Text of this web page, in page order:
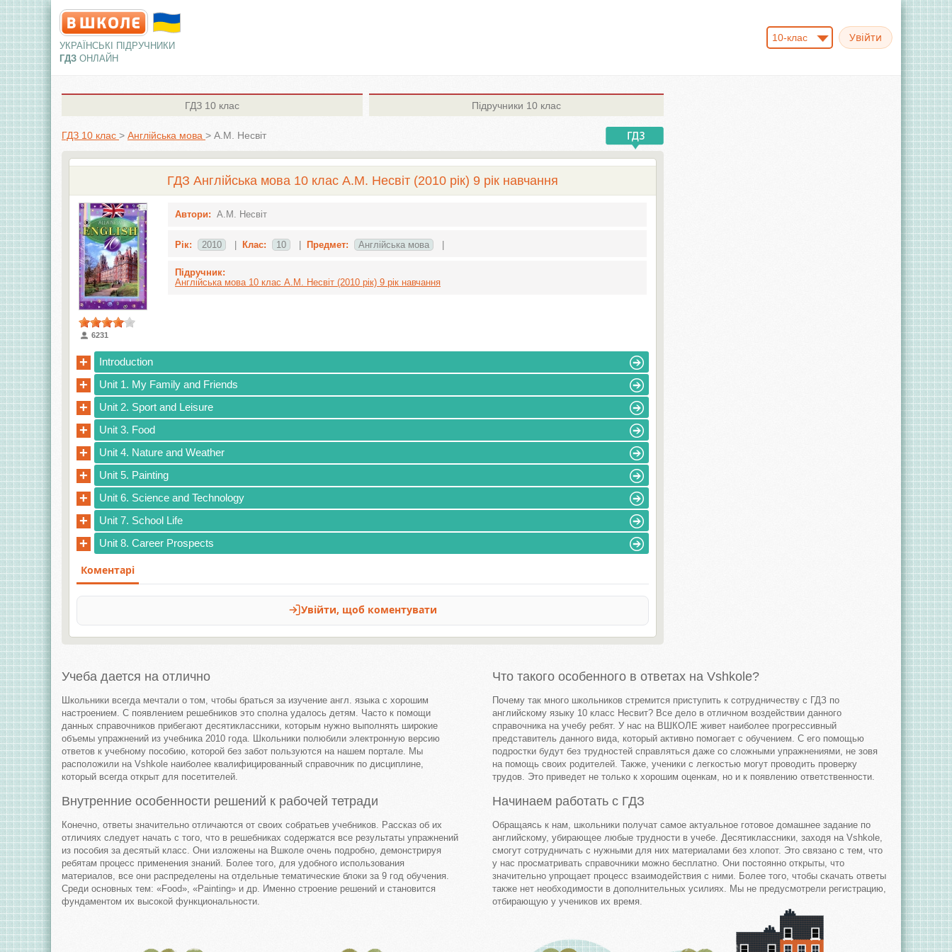
УКРАЇНСЬКІ ПІДРУЧНИКИ
ГДЗ ОНЛАЙН
10-клас
ГДЗ 10 клас Підручники 10 клас
ГДЗ 10 клас > Англiйська мова > А.М. Несвіт
ГДЗ Англійська мова 10 клас А.М. Несвіт (2010 рік) 9 рік навчання
6231
Автори: А.М. Несвіт
Рік: 2010 Клас: 10 Предмет: Англiйська мова
Підручник:
Англійська мова 10 клас А.М. Несвіт (2010 рік) 9 рік навчання
+ Introduction
+ Unit 1. My Family and Friends
+ Unit 2. Sport and Leisure
+ Unit 3. Food
+ Unit 4. Nature and Weather
+ Unit 5. Painting
+ Unit 6. Science and Technology
+ Unit 7. School Life
+ Unit 8. Career Prospects
Учеба дается на отлично
Школьники всегда мечтали о том, чтобы браться за изучение англ. языка с хорошим
настроением. С появлением решебников это сполна удалось детям. Часто к помощи
данных справочников прибегают десятиклассники, которым нужно выполнять широкие
объемы упражнений из учебника 2010 года. Школьники полюбили электронную версию
ответов к учебному пособию, которой без забот пользуются на нашем портале. Мы
расположили на Vshkole наиболее квалифицированный справочник по дисциплине,
который всегда открыт для посетителей.
Внутренние особенности решений к рабочей тетради
Конечно, ответы значительно отличаются от своих собратьев учебников. Рассказ об их
отличиях следует начать с того, что в решебниках содержатся все результаты упражнений
из пособия за десятый класс. Они изложены на Вшколе очень подробно, демонстрируя
ребятам процесс применения знаний. Более того, для удобного использования
материалов, все они распределены на отдельные тематические блоки за 9 год обучения.
Среди основных тем: «Food», «Painting» и др. Именно строение решений и становится
фундаментом их высокой функциональности.
Что такого особенного в ответах на Vshkole?
Почему так много школьников стремится приступить к сотрудничеству с ГДЗ по
английскому языку 10 класс Несвит? Все дело в отличном воздействии данного
справочника на учебу ребят. У нас на ВШКОЛЕ живет наиболее прогрессивный
представитель данного вида, который активно помогает с обучением. С его помощью
подростки будут без трудностей справляться даже со сложными упражнениями, не зовя
на помощь своих родителей. Также, ученики с легкостью могут проводить проверку
трудов. Это приведет не только к хорошим оценкам, но и к появлению ответственности.
Начинаем работать с ГДЗ
Обращаясь к нам, школьники получат самое актуальное готовое домашнее задание по
английскому, убирающее любые трудности в учебе. Десятиклассники, заходя на Vshkole,
смогут сотрудничать с нужными для них материалами без хлопот. Это связано с тем, что
у нас просматривать справочники можно бесплатно. Они постоянно открыты, что
значительно упрощает процесс взаимодействия с ними. Более того, чтобы скачать ответы
также нет необходимости в дополнительных усилиях. Мы не предусмотрели регистрацию,
отбирающую у учеников их время.